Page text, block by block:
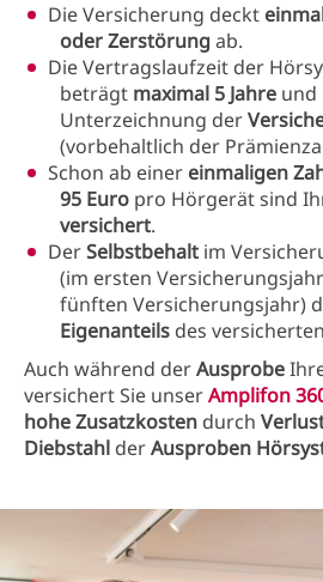
Die Versicherung deckt
oder Zerstörungab.​
Die Vertragslaufzeit der
beträgt maximal 5 Jahre und
Unterzeichnung der
(vorbehaltlich der
Schon ab einer einmaligen
95 Euro pro Hörgerät sind
versichert.
DerSelbstbehalt im
(im ersten
fünften Versicherungsjahr)
Eigenanteils des
Auch während derAusprobe
versichert Sie unserAmplifon
hohe Zusatzkosten durch
Diebstahl derAusproben